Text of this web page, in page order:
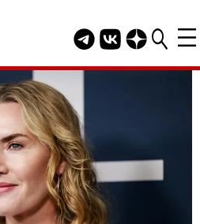
Telegram канал
Группа HELLO
Канал